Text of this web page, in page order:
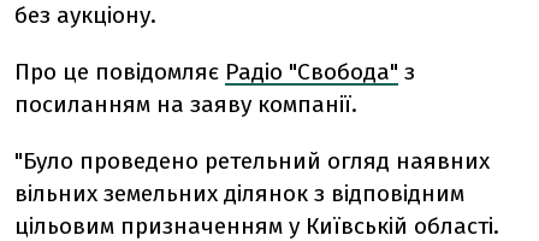
без аукціону.
Про це повідомляє Радіо "Свобода" з
посиланням на заяву компанії.
"Було проведено ретельний огляд наявних
вільних земельних ділянок з відповідним
цільовим призначенням у Київській області.